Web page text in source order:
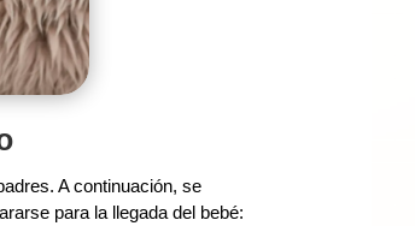
A continuación, se
para la llegada del bebé: